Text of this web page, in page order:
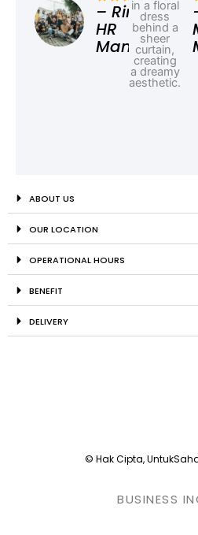
– Rina,
HR
Manager
ABOUT US
OUR LOCATION
OPERATIONAL HOURS
BENEFIT
DELIVERY
© Hak Cipta,
BUSINESS